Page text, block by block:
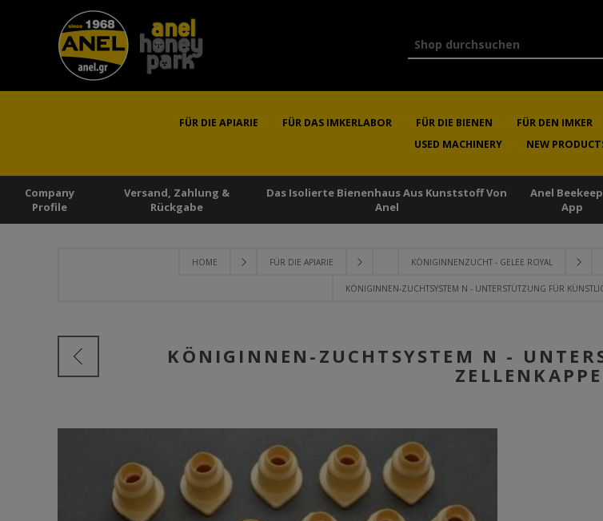
FÜR DIE APIARIE FÜR DAS IMKERLABOR FÜR DIE BIENEN FÜR DEN IMKER
USED MACHINERY
NEW
Company
Profile
Versand, Zahlung &
Rückgabe
Das Isolierte Bienenhaus Aus Kunststoff Von
Anel
Anel
App
HOME FÜR DIE APIARIE KÖNIGINNENZUCHT - GELEE ROYAL
KÖNIGINNEN-ZUCHTSYSTEM N - UNTERSTÜTZUNG FÜR
KÖNIGINNEN-ZUCHTSYSTEM N -